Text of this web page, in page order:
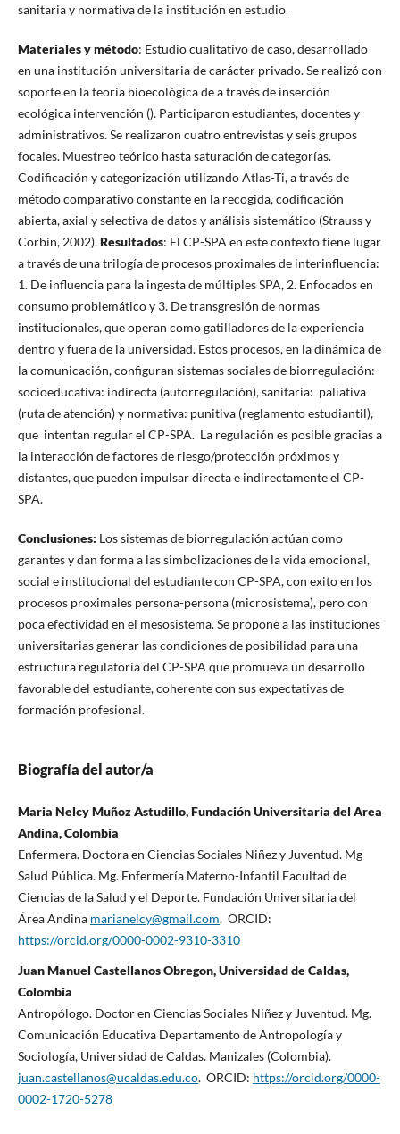
sanitaria y normativa de la institución en estudio.
Materiales y método: Estudio cualitativo de caso, desarrollado
en una institución universitaria de carácter privado. Se realizó con
soporte en la teoría bioecológica de a través de inserción
ecológica intervención (). Participaron estudiantes, docentes y
administrativos. Se realizaron cuatro entrevistas y seis grupos
focales. Muestreo teórico hasta saturación de categorías.
Codificación y categorización utilizando Atlas-Ti, a través de
método comparativo constante en la recogida, codificación
abierta, axial y selectiva de datos y análisis sistemático (Strauss y
Corbin, 2002).Resultados: El CP-SPA en este contexto tiene lugar
a través de una trilogía de procesos proximales de interinfluencia:
1. De influencia para la ingesta de múltiples SPA, 2. Enfocados en
consumo problemático y 3. De transgresión de normas
institucionales, que operan como gatilladores de la experiencia
dentro y fuera de la universidad. Estos procesos, en la dinámica de
la comunicación, configuran sistemas sociales de biorregulación:
socioeducativa: indirecta (autorregulación), sanitaria: paliativa
(ruta de atención) y normativa: punitiva (reglamento estudiantil),
que intentan regular el CP-SPA. La regulación es posible gracias a
la interacción de factores de riesgo/protección próximos y
distantes, que pueden impulsar directa e indirectamente el CP-
SPA.
Conclusiones: Los sistemas de biorregulación actúan como
garantes y dan forma a las simbolizaciones de la vida emocional,
social e institucional del estudiante con CP-SPA, con exito en los
procesos proximales persona-persona (microsistema), pero con
poca efectividad en el mesosistema. Se propone a las instituciones
universitarias generar las condiciones de posibilidad para una
estructura regulatoria del CP-SPA que promueva un desarrollo
favorable del estudiante, coherente con sus expectativas de
formación profesional.
Biografía del autor/a
Maria Nelcy Muñoz Astudillo, Fundación Universitaria del Area
Andina, Colombia
Enfermera. Doctora en Ciencias Sociales Niñez y Juventud. Mg
Salud Pública. Mg. Enfermería Materno-Infantil Facultad de
Ciencias de la Salud y el Deporte. Fundación Universitaria del
Área Andina marianelcy@gmail.com. ORCID:
https://orcid.org/0000-0002-9310-3310
Juan Manuel Castellanos Obregon, Universidad de Caldas,
Colombia
Antropólogo. Doctor en Ciencias Sociales Niñez y Juventud. Mg.
Comunicación Educativa Departamento de Antropología y
Sociología, Universidad de Caldas. Manizales (Colombia).
juan.castellanos@ucaldas.edu.co. ORCID: https://orcid.org/0000-
0002-1720-5278